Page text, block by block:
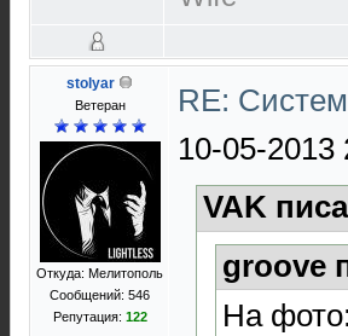
stolyar
Ветеран
Откуда: Мелитополь
Сообщений: 546
Репутация: 122
RE:
10-05-2013
VAK
groove
На